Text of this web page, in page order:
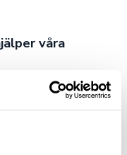
våra
och